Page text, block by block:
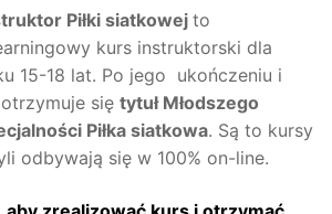
Piłki siatkowej to
kurs instruktorski dla
15-18 lat. Po jego ukończeniu i
się tytuł Młodszego
Piłka siatkowa. Są to kursy
odbywają się w 100% on-line.